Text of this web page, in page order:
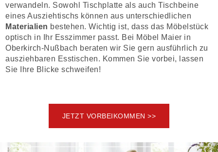
verwandeln. Sowohl Tischplatte als auch Tischbeine
eines Ausziehtischs können aus unterschiedlichen
Materialien bestehen. Wichtig ist, dass das Möbelstück
optisch in Ihr Esszimmer passt. Bei Möbel Maier in
Oberkirch-Nußbach beraten wir Sie gern ausführlich zu
ausziehbaren Esstischen. Kommen Sie vorbei, lassen
Sie Ihre Blicke schweifen!
JETZT VORBEIKOMMEN >>